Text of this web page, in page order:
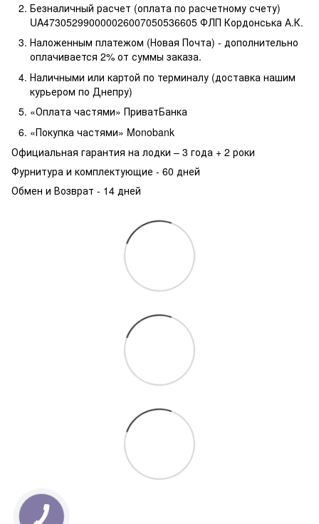
Безналичный расчет (оплата по расчетному счету)
UA473052990000026007050536605 ФЛП Кордонська А.К.
Наложенным платежом (Новая Почта) - дополнительно
оплачивается 2% от суммы заказа.
Наличными или картой по терминалу (доставка нашим
курьером по Днепру)
«Оплата частями» ПриватБанка
«Покупка частями» Monobank
Официальная гарантия на лодки – 3 года + 2 роки
Фурнитура и комплектующие - 60 дней
Обмен и Возврат - 14 дней